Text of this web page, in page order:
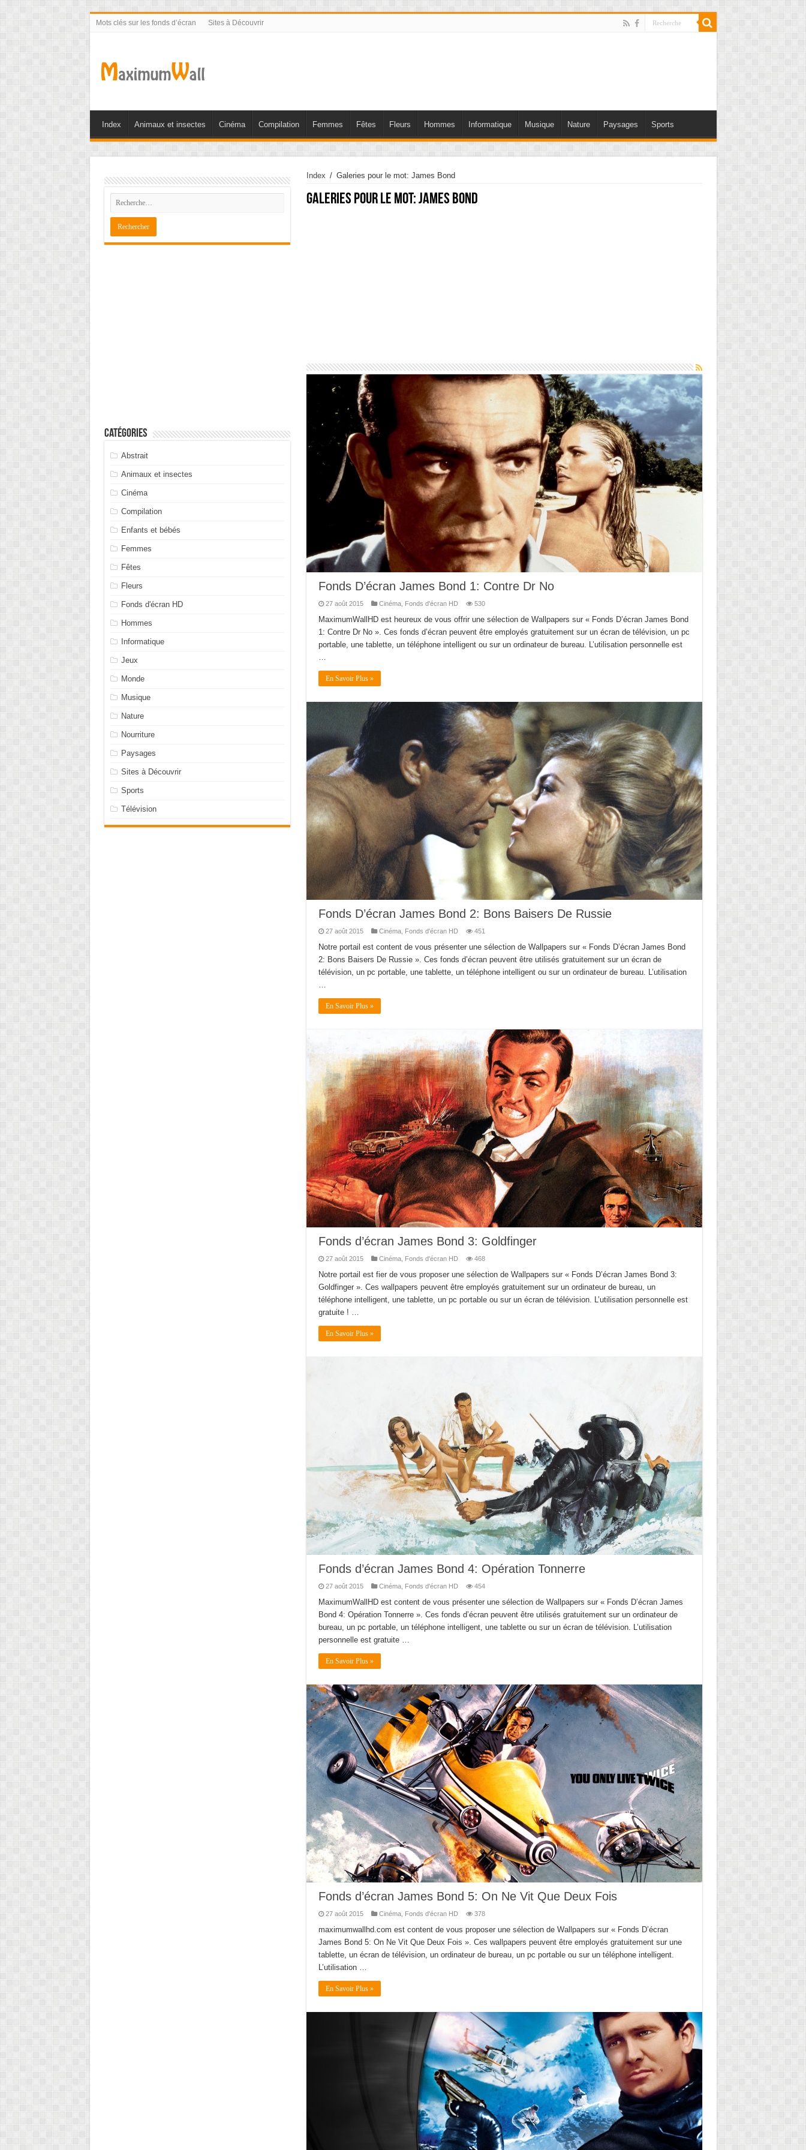
Mots clés sur les fonds d’écran Sites à Découvrir
Index Animaux et insectes Cinéma Compilation Femmes Fêtes Fleurs Hommes Informatique Musique Nature Paysages Sports
Index / Galeries pour le mot: James Bond
Galeries pour le mot:James Bond
Fonds D’écran James Bond 1: Contre Dr No
27 août 2015 Cinéma, Fonds d'écran HD 530
MaximumWallHD est heureux de vous offrir une sélection de Wallpapers sur « Fonds D’écran James Bond
1: Contre Dr No ». Ces fonds d’écran peuvent être employés gratuitement sur un écran de télévision, un pc
portable, une tablette, un téléphone intelligent ou sur un ordinateur de bureau. L’utilisation personnelle est
…
En Savoir Plus »
Fonds D’écran James Bond 2: Bons Baisers De Russie
27 août 2015 Cinéma, Fonds d'écran HD 451
Notre portail est content de vous présenter une sélection de Wallpapers sur « Fonds D’écran James Bond
2: Bons Baisers De Russie ». Ces fonds d’écran peuvent être utilisés gratuitement sur un écran de
télévision, un pc portable, une tablette, un téléphone intelligent ou sur un ordinateur de bureau. L’utilisation
…
En Savoir Plus »
Fonds d’écran James Bond 3: Goldfinger
27 août 2015 Cinéma, Fonds d'écran HD 468
Notre portail est fier de vous proposer une sélection de Wallpapers sur « Fonds D’écran James Bond 3:
Goldfinger ». Ces wallpapers peuvent être employés gratuitement sur un ordinateur de bureau, un
téléphone intelligent, une tablette, un pc portable ou sur un écran de télévision. L’utilisation personnelle est
gratuite ! …
En Savoir Plus »
Fonds d’écran James Bond 4: Opération Tonnerre
27 août 2015 Cinéma, Fonds d'écran HD 454
MaximumWallHD est content de vous présenter une sélection de Wallpapers sur « Fonds D’écran James
Bond 4: Opération Tonnerre ». Ces fonds d’écran peuvent être utilisés gratuitement sur un ordinateur de
bureau, un pc portable, un téléphone intelligent, une tablette ou sur un écran de télévision. L’utilisation
personnelle est gratuite …
En Savoir Plus »
Fonds d’écran James Bond 5: On Ne Vit Que Deux Fois
27 août 2015 Cinéma, Fonds d'écran HD 378
maximumwallhd.com est content de vous proposer une sélection de Wallpapers sur « Fonds D’écran
James Bond 5: On Ne Vit Que Deux Fois ». Ces wallpapers peuvent être employés gratuitement sur une
tablette, un écran de télévision, un ordinateur de bureau, un pc portable ou sur un téléphone intelligent.
L’utilisation …
En Savoir Plus »
Catégories
Abstrait
Animaux et insectes
Cinéma
Compilation
Enfants et bébés
Femmes
Fêtes
Fleurs
Fonds d'écran HD
Hommes
Informatique
Jeux
Monde
Musique
Nature
Nourriture
Paysages
Sites à Découvrir
Sports
Télévision